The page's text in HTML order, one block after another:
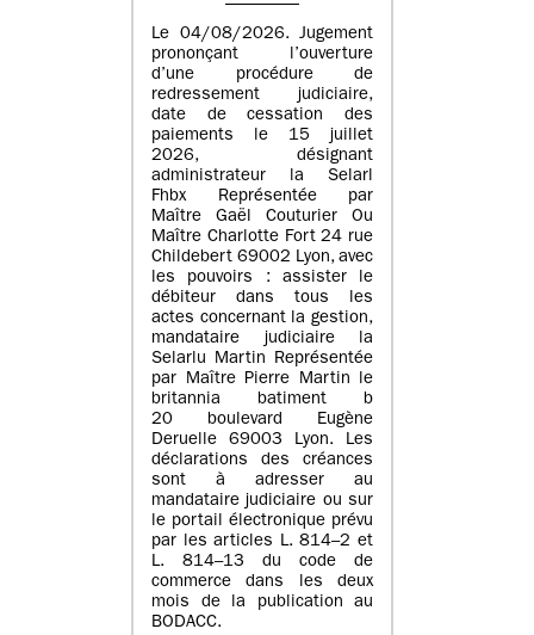
Le 04/08/2026. Jugement
prononçant l’ouverture
d’une procédure de
redressement judiciaire,
date de cessation des
paiements le 15 juillet
2026, désignant
administrateur la Selarl
Fhbx Représentée par
Maître Gaël Couturier Ou
Maître Charlotte Fort 24 rue
Childebert 69002 Lyon, avec
les pouvoirs : assister le
débiteur dans tous les
actes concernant la gestion,
mandataire judiciaire la
Selarlu Martin Représentée
par Maître Pierre Martin le
britannia batiment b
20 boulevard Eugène
Deruelle 69003 Lyon. Les
déclarations des créances
sont à adresser au
mandataire judiciaire ou sur
le portail électronique prévu
par les articles L. 814–2 et
L. 814–13 du code de
commerce dans les deux
mois de la publication au
BODACC.